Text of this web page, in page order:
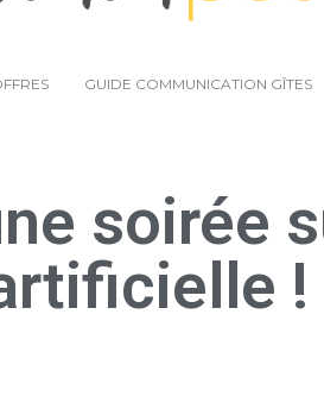
GUIDE COMMUNICATION GÎTES
soirée
!